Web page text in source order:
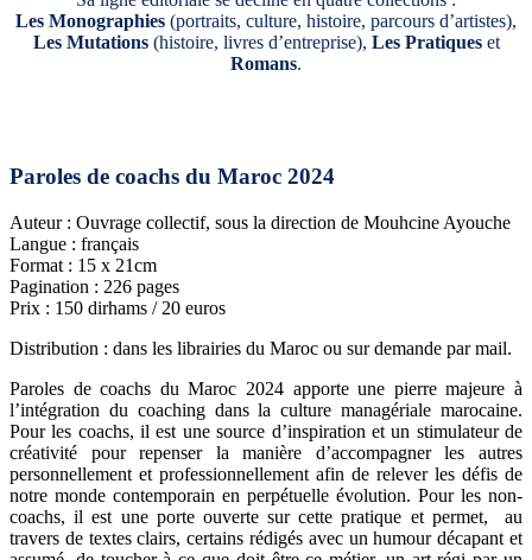
Les Monographies (portraits, culture, histoire, parcours d’artistes),
Les Mutations(histoire, livres d’entreprise), Les Pratiqueset
Romans.
Paroles de coachs du Maroc 2024
Auteur : Ouvrage collectif, sous la direction de Mouhcine Ayouche
Langue : français
Format : 15 x 21cm
Pagination : 226 pages
Prix : 150 dirhams / 20 euros
Distribution : dans les librairies du Maroc ou sur demande par mail.
Paroles de coachs du Maroc 2024 apporte une pierre majeure à
l’intégration du coaching dans la culture managériale marocaine.
Pour les coachs, il est une source d’inspiration et un stimulateur de
créativité pour repenser la manière d’accompagner les autres
personnellement et professionnellement afin de relever les défis de
notre monde contemporain en perpétuelle évolution. Pour les non-
coachs, il est une porte ouverte sur cette pratique et permet, au
travers de textes clairs, certains rédigés avec un humour décapant et